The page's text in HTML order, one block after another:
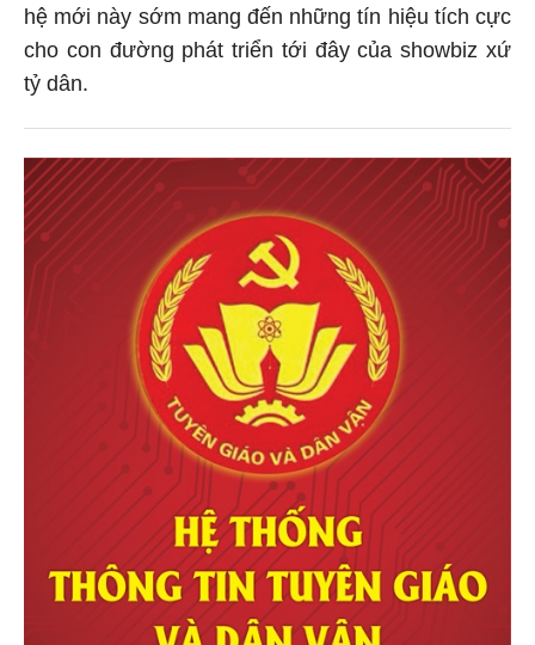
hệ mới này sớm mang đến những tín hiệu tích cực
cho con đường phát triển tới đây của showbiz xứ
tỷ dân.